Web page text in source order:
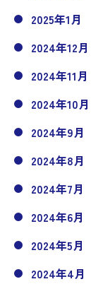
2025年1月
2024年12月
2024年11月
2024年10月
2024年9月
2024年8月
2024年7月
2024年6月
2024年5月
2024年4月